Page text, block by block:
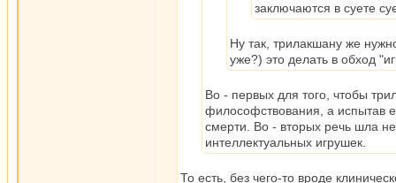
заключаются в суете
Ну так, трилакшану же
уже?) это делать в обход
Во - первых для того, чтобы
философствования, а испытав
смерти. Во - вторых речь шла
интеллектуальных игрушек.
То есть, без чего-то вроде